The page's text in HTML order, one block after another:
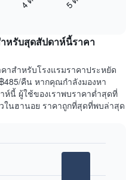
หรับสุดสัปดาห์นี้ราคา
าสำหรับโรงแรมราคาประหยัด
485/คืน หากคุณกำลังมองหา
ห์นี้ ผู้ใช้ของเราพบราคาต่ำสุดที่
ในฮานอย ราคาถูกที่สุดที่พบล่าสุด